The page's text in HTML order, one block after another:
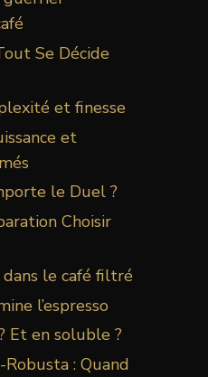
Se Décide
et finesse
et
le Duel ?
Choisir
dans le café filtré
l’espresso
Et en soluble ?
: Quand